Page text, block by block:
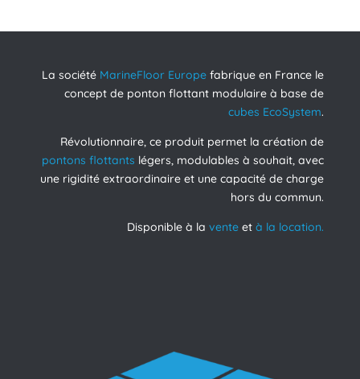
La société MarineFloor Europe fabrique en France le
concept de ponton flottant modulaire à base de
cubes EcoSystem.
Révolutionnaire, ce produit permet la création de
pontons flottants légers, modulables à souhait, avec
une rigidité extraordinaire et une capacité de charge
hors du commun.
Disponible à lavente età la location.